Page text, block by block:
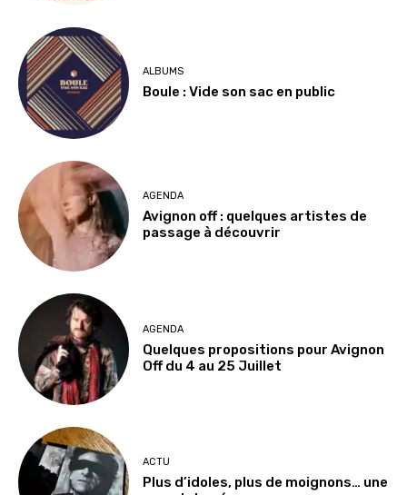
ALBUMS
Boule : Vide son sac en public
AGENDA
Avignon off : quelques artistes de
passage à découvrir
AGENDA
Quelques propositions pour Avignon
Off du 4 au 25 Juillet
ACTU
Plus d’idoles, plus de moignons… une